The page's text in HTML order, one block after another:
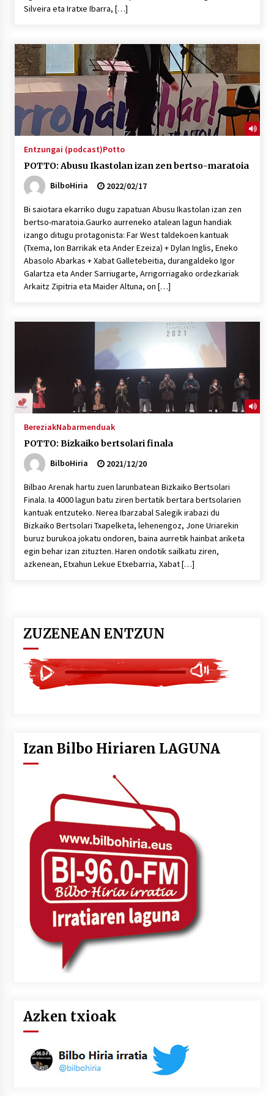
2026/07/03
Tiga, Twisted Teens, Underscores, Habia
2026/07/02
Silveira eta Iratxe Ibarra, […]
Entzungai (podcast)Potto
POTTO: Abusu Ikastolan izan zen bertso-maratoia
BilboHiria
2022/02/17
Bi saiotara ekarriko dugu zapatuan Abusu Ikastolan izan zen
bertso-maratoia.Gaurko aurreneko atalean lagun handiak
izango ditugu protagonista: Far West taldekoen kantuak
(Txema, Ion Barrikak eta Ander Ezeiza) + Dylan Inglis, Eneko
Abasolo Abarkas + Xabat Galletebeitia, durangaldeko Igor
Galartza eta Ander Sarriugarte, Arrigorriagako ordezkariak
Arkaitz Zipitria eta Maider Altuna, on […]
BereziakNabarmenduak
POTTO: Bizkaiko bertsolari finala
BilboHiria
2021/12/20
Bilbao Arenak hartu zuen larunbatean Bizkaiko Bertsolari
Finala. Ia 4000 lagun batu ziren bertatik bertara bertsolarien
kantuak entzuteko. Nerea Ibarzabal Salegik irabazi du
Bizkaiko Bertsolari Txapelketa, lehenengoz, Jone Uriarekin
buruz burukoa jokatu ondoren, baina aurretik hainbat ariketa
egin behar izan zituzten. Haren ondotik sailkatu ziren,
azkenean, Etxahun Lekue Etxebarria, Xabat […]
ZUZENEAN ENTZUN
Izan Bilbo Hiriaren LAGUNA
Azken txioak